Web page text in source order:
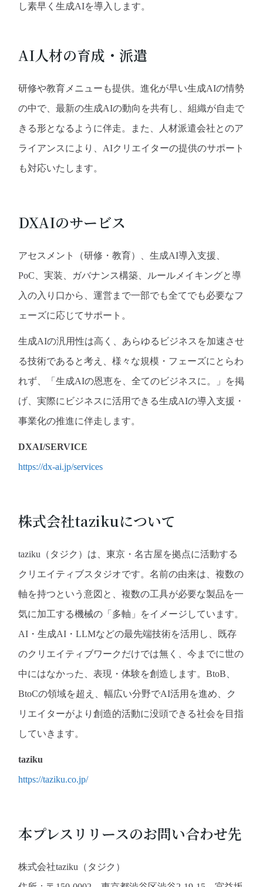
し素早く生成AIを導入します。
AI人材の育成・派遣
研修や教育メニューも提供。進化が早い生成AIの情勢
の中で、最新の生成AIの動向を共有し、組織が自走で
きる形となるように伴走。また、人材派遣会社とのア
ライアンスにより、AIクリエイターの提供のサポート
も対応いたします。
DXAIのサービス
アセスメント（研修・教育）、生成AI導入支援、
PoC、実装、ガバナンス構築、ルールメイキングと導
入の入り口から、運営まで一部でも全てでも必要なフ
ェーズに応じてサポート。
生成AIの汎用性は高く、あらゆるビジネスを加速させ
る技術であると考え、様々な規模・フェーズにとらわ
れず、「生成AIの恩恵を、全てのビジネスに。」を掲
げ、実際にビジネスに活用できる生成AIの導入支援・
事業化の推進に伴走します。
DXAI/SERVICE
https://dx-ai.jp/services
株式会社tazikuについて
taziku（タジク）は、東京・名古屋を拠点に活動する
クリエイティブスタジオです。名前の由来は、複数の
軸を持つという意図と、複数の工具が必要な製品を一
気に加工する機械の「多軸」をイメージしています。
AI・生成AI・LLMなどの最先端技術を活用し、既存
のクリエイティブワークだけでは無く、今までに世の
中にはなかった、表現・体験を創造します。BtoB、
BtoCの領域を超え、幅広い分野でAI活用を進め、ク
リエイターがより創造的活動に没頭できる社会を目指
していきます。
taziku
https://taziku.co.jp/
本プレスリリースのお問い合わせ先
株式会社taziku（タジク）